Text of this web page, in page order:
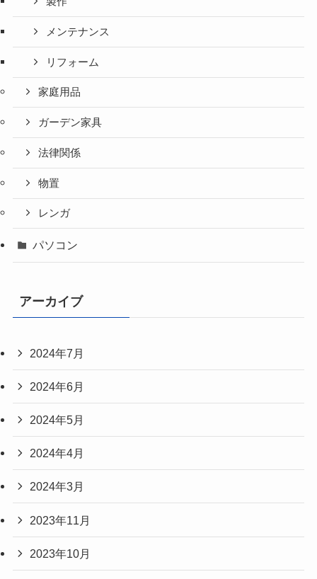
メンテナンス
リフォーム
家庭用品
ガーデン家具
法律関係
物置
レンガ
パソコン
アーカイブ
2024年7月
2024年6月
2024年5月
2024年4月
2024年3月
2023年11月
2023年10月